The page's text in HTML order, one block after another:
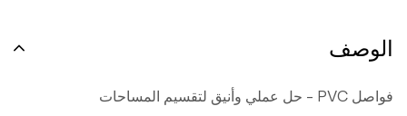
الوصف
فواصل PVC – حل عملي وأنيق لتقسيم المساحات